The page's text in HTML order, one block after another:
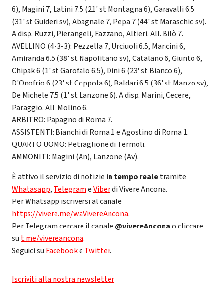
6), Magini 7, Latini 7.5 (21' st Montagna 6), Garavalli 6.5
(31' st Guideri sv), Abagnale 7, Pepa 7 (44' st Maraschio sv).
A disp. Ruzzi, Pierangeli, Fazzano, Altieri. All. Bilò 7.
AVELLINO (4-3-3): Pezzella 7, Urciuoli 6.5, Mancini 6,
Amiranda 6.5 (38' st Napolitano sv), Catalano 6, Giunto 6,
Chipak 6 (1' st Garofalo 6.5), Dini 6 (23' st Bianco 6),
D'Onofrio 6 (23' st Coppola 6), Baldari 6.5 (36' st Manzo sv),
De Michele 7.5 (1' st Lanzone 6). A disp. Marini, Cecere,
Paraggio. All. Molino 6.
ARBITRO: Papagno di Roma 7.
ASSISTENTI: Bianchi di Roma 1 e Agostino di Roma 1.
QUARTO UOMO: Petraglione di Termoli.
AMMONITI: Magini (An), Lanzone (Av).
È attivo il servizio di notizie in tempo realetramite
Whatasapp, TelegrameViberdi Vivere Ancona.
Per Whatsapp iscriversi al canale
https://vivere.me/waVivereAncona.
Per Telegram cercare il canale @vivereAnconao cliccare
su t.me/vivereancona.
Seguici su Facebooke Twitter.
Iscriviti alla nostra newsletter